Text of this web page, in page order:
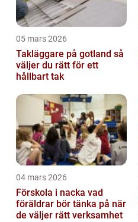
05 mars 2026
Takläggare på gotland så
väljer du rätt för ett
hållbart tak
04 mars 2026
Förskola i nacka vad
föräldrar bör tänka på när
de väljer rätt verksamhet